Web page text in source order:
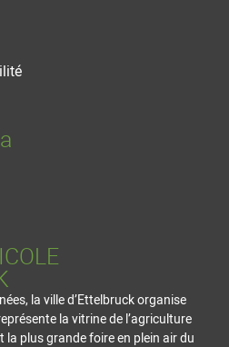
la ville d’Ettelbruck organise
la vitrine de l’agriculture
la plus grande foire en plein air du